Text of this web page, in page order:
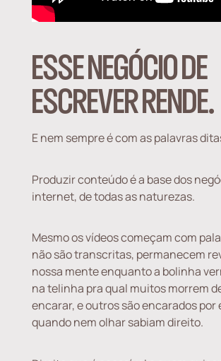
ESSE NEGÓCIO DE
ESCREVER RENDE.
E nem sempre é com as palavras
Produzir conteúdo é a base dos
internet, de todas as naturezas.
Mesmo os vídeos começam com
não são transcritas, permanecem
nossa mente enquanto a bolinha
na telinha pra qual muitos morrem
encarar, e outros são encarados por
quando nem olhar sabiam direito.